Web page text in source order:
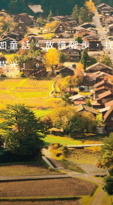
！彷彿時間慢了下
美得如夢。
璃，完全開放的視
童話。放慢腳步，
光」。
走入自然秘境。源
療癒之湯。
花園、郡上八幡城
鐵道。北陸秋色層
斯山巒壯麗相伴；
融奢華於一身，山
地區
本
北海道 札幌 函館
東北 仙台 青森
北陸 名古屋 小松
關東 東京 伊豆
關西 大阪 京都